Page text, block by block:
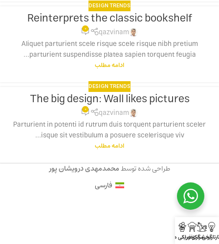
DESIGN TRENDS
Reinterprets the classic bookshelf
qazvinam
0
Aliquet parturient scele risque scele risque nibh pretium
parturient suspendisse platea sapien torquent feugia...
ادامه مطلب
DESIGN TRENDS
The big design: Wall likes pictures
qazvinam
0
Parturient in potenti id rutrum duis torquent parturient sceler
isque sit vestibulum a posuere scelerisque viv...
ادامه مطلب
طراحی شده توسطمحمدمهدی درویشان پور
گردشگری
مراکز خرید
خوراکی ها
فارسی